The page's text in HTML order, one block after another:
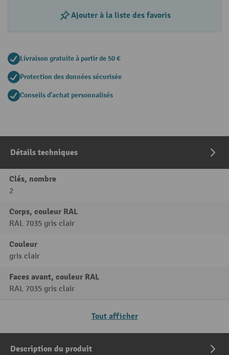
Ajouter à la liste des favoris
Livraison gratuite à partir de 50 €
Protection des données sécurisée
Conseils d'achat personnalisés
Détails techniques
Clés, nombre
2
Corps, couleur RAL
RAL 7035 gris clair
Couleur
gris clair
Faces avant, couleur RAL
RAL 7035 gris clair
Tout afficher
Description du produit